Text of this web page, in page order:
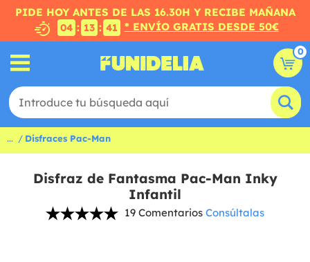
PIDE HOY ANTES DE LAS 16.30H Y RECIBE MAÑANA
04 : 13 : 41 * ENVÍO GRATIS DESDE 50€
0
... Disfraces Pac-Man
Disfraz de Fantasma Pac-Man Inky
Infantil
19 Comentarios Consúltalas